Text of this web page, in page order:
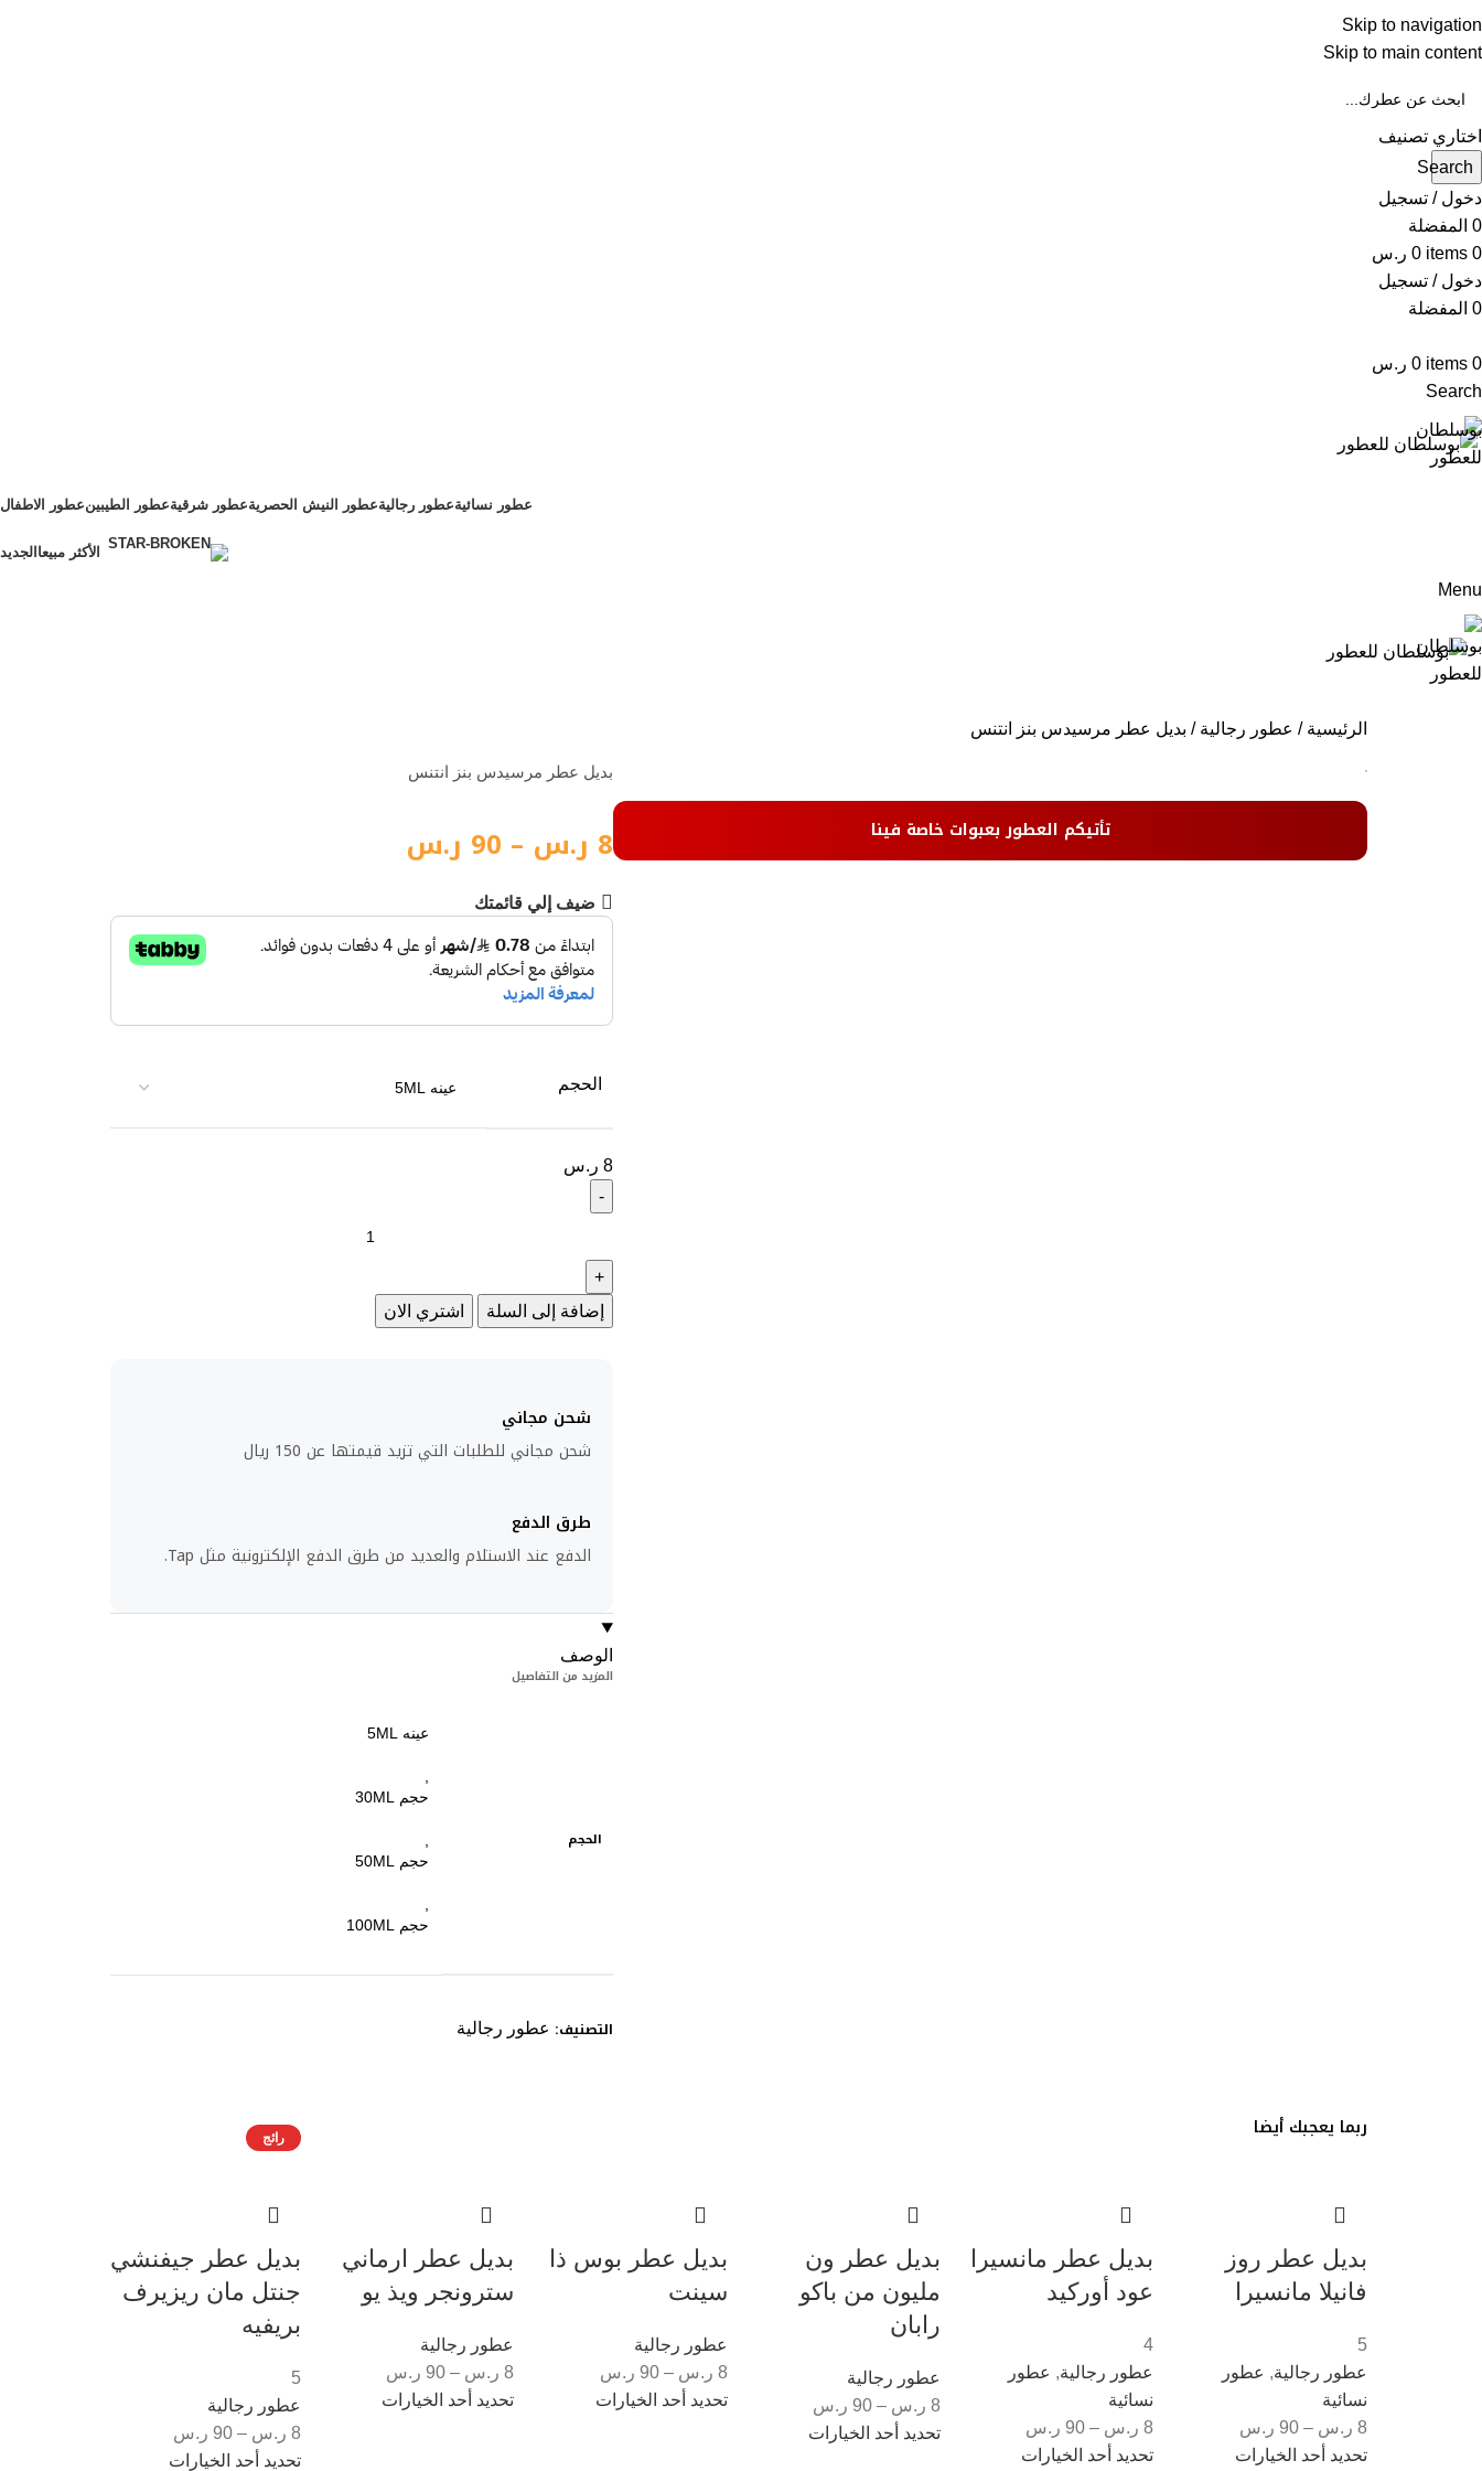
Skip to navigation
Skip to main content
IN
اختاري تصنيف
Search
دخول / تسجيل
0 المفضلة
0
items
0 ر.س
دخول / تسجيل
0 المفضلة
0
items
0 ر.س
Search
عطور نسائيةعطور رجاليةعطور النيش الحصريةعطور شرقيةعطور الطيبينعطور الاطفال
الأكثر مبيعا الجديد
Menu
الرئيسية عطور رجالية بديل عطر مرسيدس بنز انتنس
تأتيكم العطور بعبوات خاصة فينا
بديل عطر مرسيدس بنز انتنس
8 ر.س –
90 ر.س
ضيف إلي قائمتك
الحجم
8 ر.س
إضافة إلى السلة اشتري الان
شحن مجاني
شحن مجاني للطلبات التي تزيد قيمتها عن 150 ريال
طرق الدفع
الدفع عند الاستلام والعديد من طرق الدفع الإلكترونية مثل Tap.
الوصف
المزيد من التفاصيل
الحجم
عينه 5ML
حجم 30ML
حجم 50ML
حجم 100ML
التصنيف: عطور رجالية
ربما يعجبك أيضا
بديل عطر روز
فانيلا مانسيرا
5
عطور رجالية, عطور
نسائية
8 ر.س –
90 ر.س
تحديد أحد الخيارات
بديل عطر مانسيرا
عود أوركيد
4
عطور رجالية, عطور
نسائية
8 ر.س –
90 ر.س
تحديد أحد الخيارات
بديل عطر ون
مليون من باكو
رابان
عطور رجالية
8 ر.س –
90 ر.س
تحديد أحد الخيارات
بديل عطر بوس ذا
سينت
عطور رجالية
8 ر.س –
90 ر.س
تحديد أحد الخيارات
بديل عطر ارماني
سترونجر ويذ يو
عطور رجالية
8 ر.س –
90 ر.س
تحديد أحد الخيارات
رائج
بديل عطر جيفنشي
جنتل مان ريزيرف
بريفيه
5
عطور رجالية
8 ر.س –
90 ر.س
تحديد أحد الخيارات